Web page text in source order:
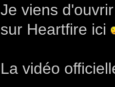
Je viens
sur Heartfire ici
La vidéo